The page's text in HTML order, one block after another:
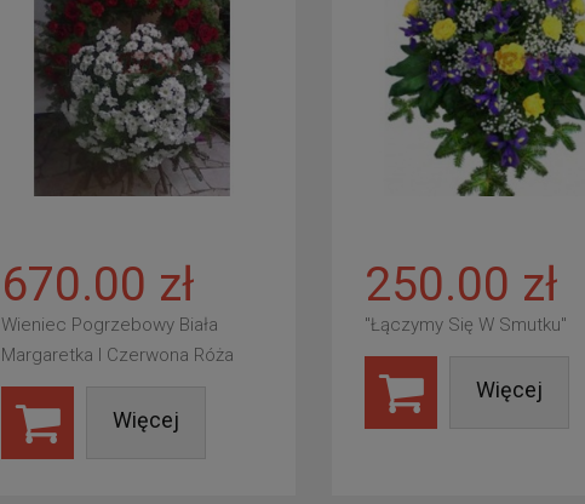
670.00 zł
Wieniec Pogrzebowy Biała
Margaretka I Czerwona Róża
Więcej
250.00 zł
"Łączymy Się W Smutku"
Więcej